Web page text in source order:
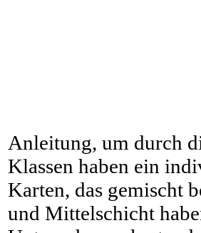
Anleitung, um durch
Klassen haben ein
Karten, das gemischt
und Mittelschicht